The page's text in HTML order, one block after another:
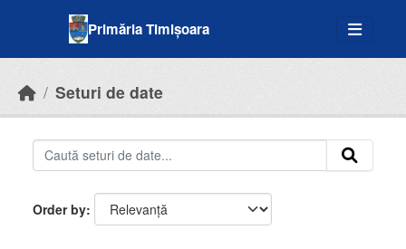
Primăria Timișoara
Seturi de date
Order by